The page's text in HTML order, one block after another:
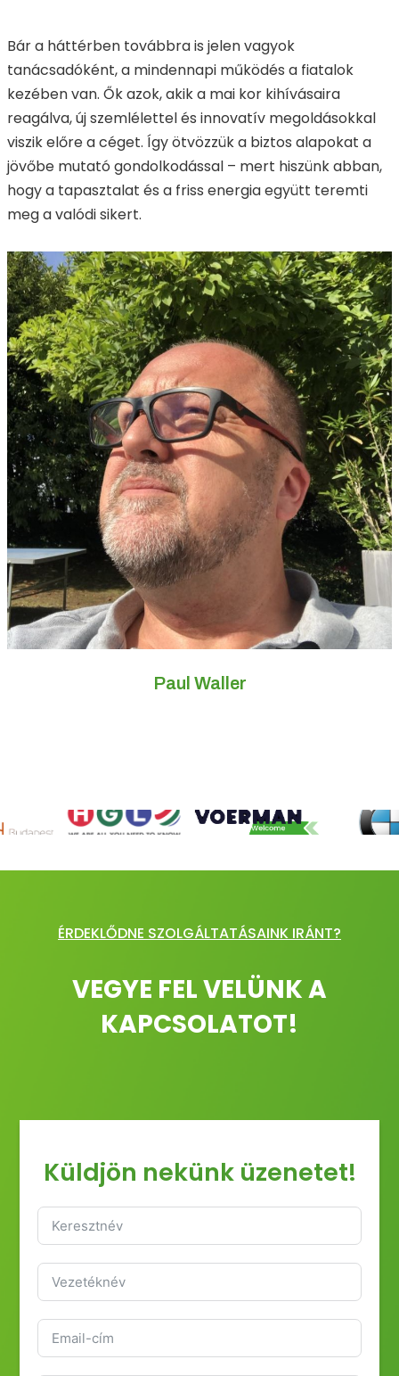
Bár a háttérben továbbra is jelen vagyok
tanácsadóként, a mindennapi működés a fiatalok
kezében van. Ők azok, akik a mai kor kihívásaira
reagálva, új szemlélettel és innovatív megoldásokkal
viszik előre a céget. Így ötvözzük a biztos alapokat a
jövőbe mutató gondolkodással – mert hiszünk abban,
hogy a tapasztalat és a friss energia együtt teremti
meg a valódi sikert.
Paul Waller
ÉRDEKLŐDNE SZOLGÁLTATÁSAINK IRÁNT?
VEGYE FEL VELÜNK A
Küldjön nekünk üzenetet!